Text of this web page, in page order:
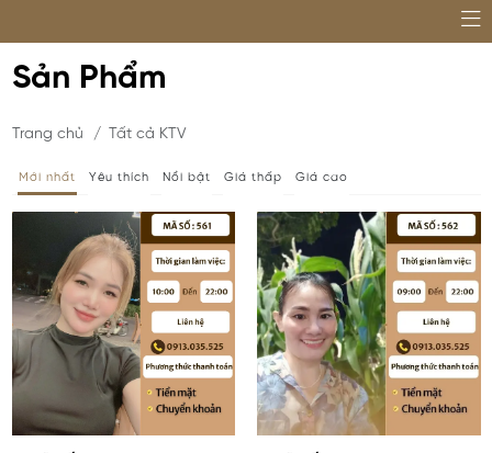
Sản Phẩm
Trang chủ / Tất cả KTV
Mới nhất Yêu thích Nổi bật Giá thấp Giá cao